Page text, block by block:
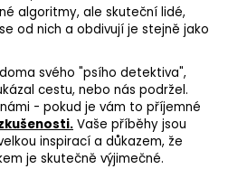
algoritmy, ale skuteční lidé,
od nich a obdivují je stejně jako
svého "psího detektiva",
cestu, nebo nás podržel.
- pokud je vám to příjemné
Vaše příběhy jsou
inspirací a důkazem, že
je skutečně výjimečné.